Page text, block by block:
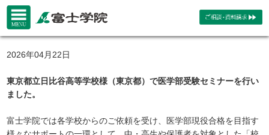
2026年04月22日
東京都立日比谷高等学校様（東京都）で医学部受験セミナーを行い
ました。
富士学院では各学校からのご依頼を受け、医学部現役合格を目指す